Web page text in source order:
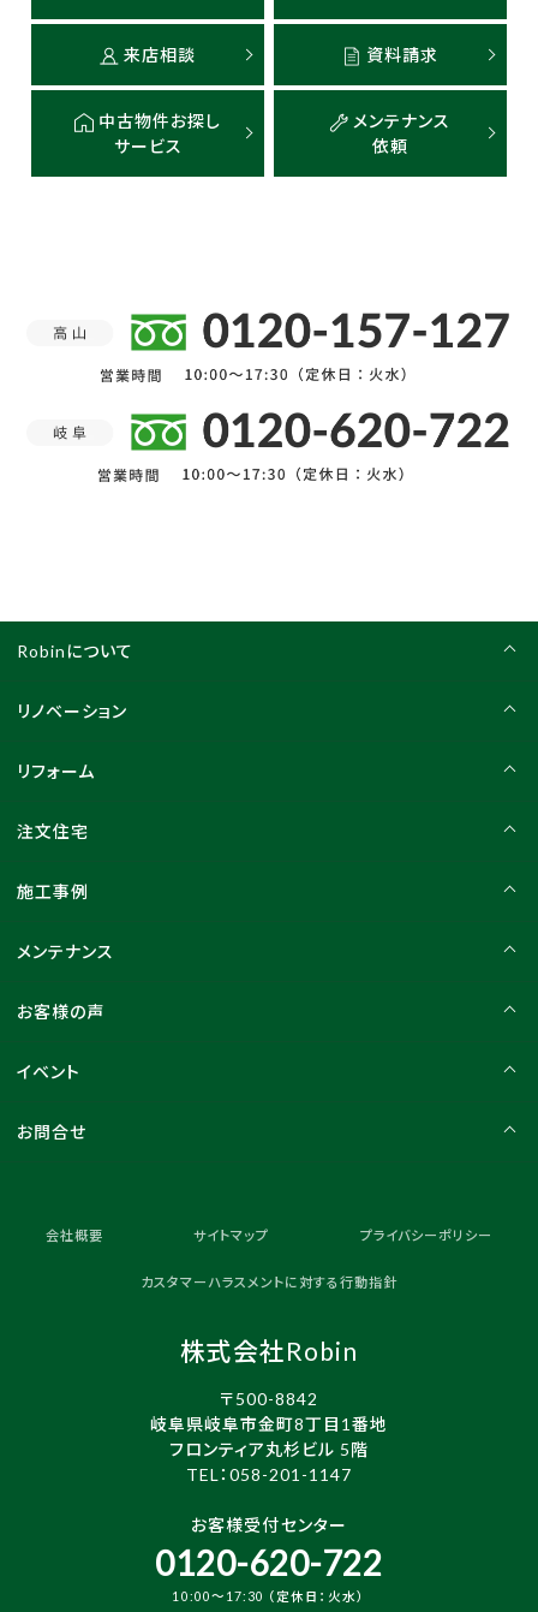
来店相談 資料請求
中古物件お探し
サービス
メンテナンス
依頼
Robinについて
リノベーション
リフォーム
注文住宅
施工事例
メンテナンス
お客様の声
イベント
お問合せ
会社概要 サイトマップ プライバシーポリシー
カスタマーハラスメントに対する行動指針
株式会社Robin
〒500-8842
岐阜県岐阜市金町8丁目1番地
フロンティア丸杉ビル 5階
TEL： 058-201-1147
お客様受付センター
0120-620-722
10:00～17:30 （定休日：火水）